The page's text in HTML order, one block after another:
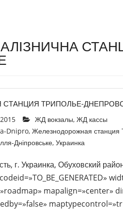
ТРИПОЛЬЕ-
ЖД вокзалы, ЖД кассы
Dnipro, Железнодорожная станция
Дніпровське, Украинка
г. Украинка, Обуховский
mapalign=»center»